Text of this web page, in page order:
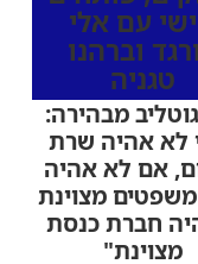
עם אלי
וברהנו
טגניה
מבהירה:
לא אהיה שרת
אם לא אהיה
מצוינת
חברת כנסת
מצוינת"